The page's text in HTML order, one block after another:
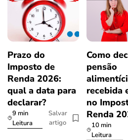
Prazo do
Imposto de
Renda 2026:
qual a data para
declarar?
9 min
Leitura
Salvar
artigo
Como
pensão
recebida
no
Renda
10 min
Leitura